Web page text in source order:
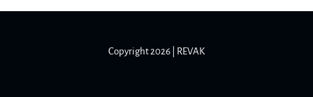
Copyright 2026 | REVAK